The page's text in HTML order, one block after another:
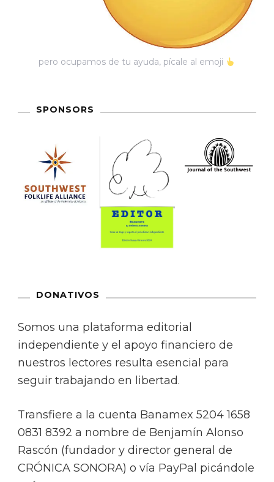
pero ocupamos de tu ayuda, pícale al emoji
SPONSORS
DONATIVOS
Somos una plataforma editorial
independiente y el apoyo financiero de
nuestros lectores resulta esencial para
seguir trabajando en libertad.
Transfiere a la cuenta Banamex 5204 1658
0831 8392 a nombre de Benjamín Alonso
Rascón (fundador y director general de
CRÓNICA SONORA) o vía PayPal picándole